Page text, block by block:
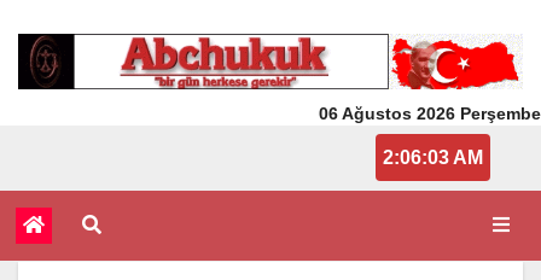
06 Ağustos 2026 Perşembe
2:06:04 AM